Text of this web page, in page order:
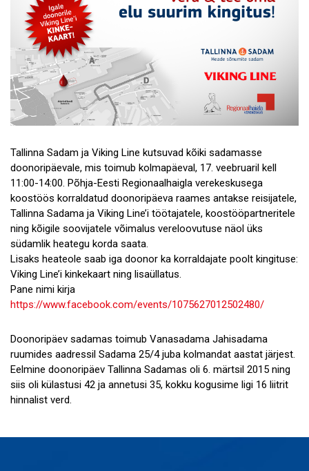
Tallinna Sadam ja Viking Line kutsuvad kõiki sadamasse
doonoripäevale, mis toimub kolmapäeval, 17. veebruaril kell
11:00-14:00. Põhja-Eesti Regionaalhaigla verekeskusega
koostöös korraldatud doonoripäeva raames antakse reisijatele,
Tallinna Sadama ja Viking Line’i töötajatele, koostööpartneritele
ning kõigile soovijatele võimalus vereloovutuse näol üks
südamlik heategu korda saata.
Lisaks heateole saab iga doonor ka korraldajate poolt kingituse:
Viking Line’i kinkekaart ning lisaüllatus.
Pane nimi kirja
https://www.facebook.com/events/1075627012502480/
Doonoripäev sadamas toimub Vanasadama Jahisadama
ruumides aadressil Sadama 25/4 juba kolmandat aastat järjest.
Eelmine doonoripäev Tallinna Sadamas oli 6. märtsil 2015 ning
siis oli külastusi 42 ja annetusi 35, kokku kogusime ligi 16 liitrit
hinnalist verd.